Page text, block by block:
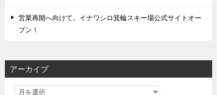
営業再開へ向けて。イナワシロ箕輪スキー場公式サイトオー
プン！
アーカイブ